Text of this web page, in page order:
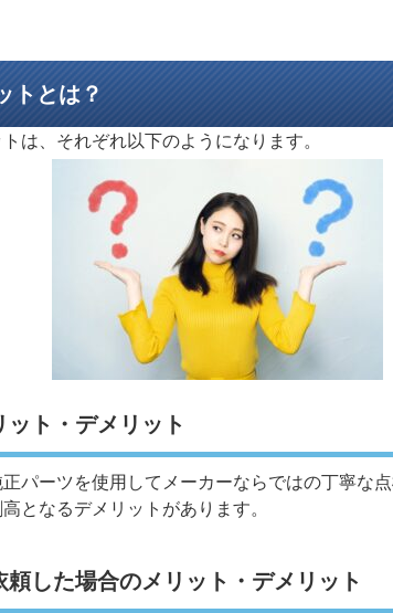
トとは？
は、それぞれ以下のようになります。
ト・デメリット
パーツを使用してメーカーならではの丁寧な
となるデメリットがあります。
した場合のメリット・デメリット